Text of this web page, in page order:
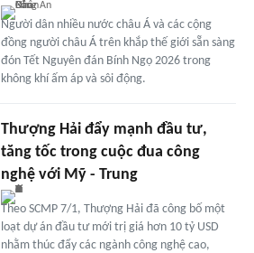
Người dân nhiều nước châu Á và các cộng
đồng người châu Á trên khắp thế giới sẵn sàng
đón Tết Nguyên đán Bính Ngọ 2026 trong
không khí ấm áp và sôi động.
Thượng Hải đẩy mạnh đầu tư,
tăng tốc trong cuộc đua công
nghệ với Mỹ - Trung
Theo SCMP 7/1, Thượng Hải đã công bố một
loạt dự án đầu tư mới trị giá hơn 10 tỷ USD
nhằm thúc đẩy các ngành công nghệ cao,